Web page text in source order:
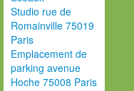
Studio rue de
Romainville 75019
Paris
Emplacement de
parking avenue
Hoche 75008 Paris